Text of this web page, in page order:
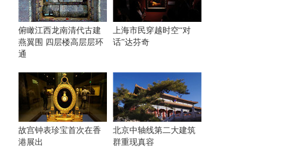
俯瞰江西龙南清代古建
燕翼围 四层楼高层层环
通
上海市民穿越时空“对
话”达芬奇
故宫钟表珍宝首次在香
港展出
北京中轴线第二大建筑
群重现真容